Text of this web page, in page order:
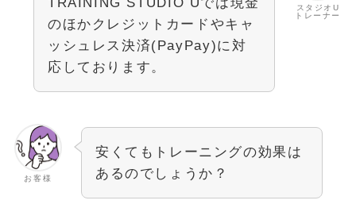
スタジオU
トレーナー
のほかクレジットカードやキャ
ッシュレス決済(PayPay)に対
応しております。
お客様
安くてもトレーニングの効果は
あるのでしょうか？